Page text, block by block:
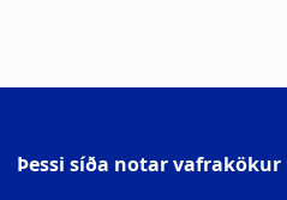
Þessi síða notar vafrakökur